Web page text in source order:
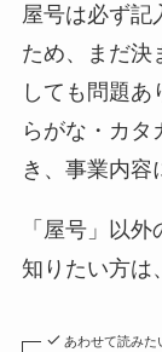
屋号は必ず記
ため、まだ決
しても問題
らがな・カタ
き、事業内容
「屋号」以
知りたい方は
あわせて読みた